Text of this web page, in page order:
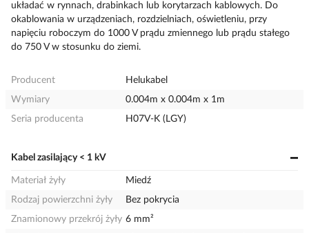
układać w rynnach, drabinkach lub korytarzach kablowych. Do
okablowania w urządzeniach, rozdzielniach, oświetleniu, przy
napięciu roboczym do 1000 V prądu zmiennego lub prądu stałego
do 750 V w stosunku do ziemi.
Producent
Helukabel
Wymiary
0.004m x 0.004m x 1m
Seria producenta
H07V-K (LGY)
Kabel zasilający < 1 kV
Materiał żyły
Miedź
Rodzaj powierzchni żyły
Bez pokrycia
Znamionowy przekrój żyły 6 mm²